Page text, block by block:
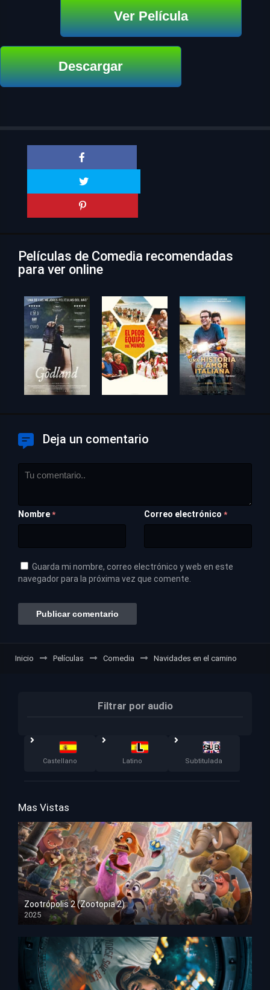
Ver Película
Descargar
Películas de Comedia recomendadas
para ver online
Deja un comentario
Nombre * Correo electrónico *
Guarda mi nombre, correo electrónico y web en este
navegador para la próxima vez que comente.
Inicio Películas Comedia Navidades en el camino
Filtrar por audio
Castellano Latino Subtitulada
Mas Vistas
Zootrópolis 2 (Zootopia 2)
2025
HD 1080p